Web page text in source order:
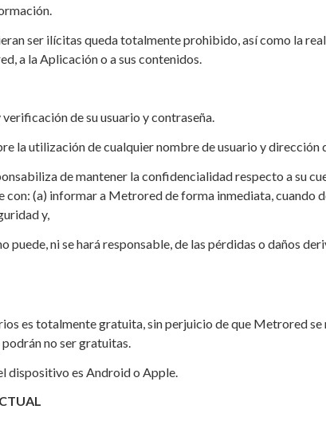
ser ilícitas queda totalmente prohibido, así como la
a la Aplicación o a sus contenidos.
de su usuario y contraseña.
la utilización de cualquier nombre de usuario y
de mantener la confidencialidad respecto a su
(a) informar a Metrored de forma inmediata, cuando
y,
ni se hará responsable, de las pérdidas o daños
es totalmente gratuita, sin perjuicio de que Metrored
no ser gratuitas.
dispositivo es Android o Apple.